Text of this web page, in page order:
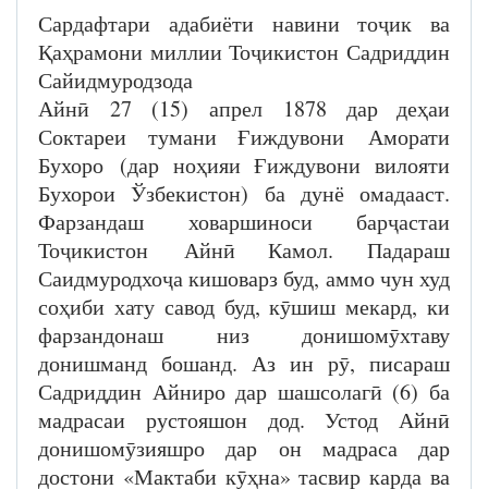
Сардафтари адабиёти навини тоҷик ва
Қаҳрамони миллии Тоҷикистон Садриддин
Сайидмуродзода
Айнӣ 27 (15) апрел 1878 дар деҳаи
Соктареи тумани Ғиждувони Аморати
Бухоро (дар ноҳияи Ғиждувони вилояти
Бухорои Ўзбекистон) ба дунё омадааст.
Фарзандаш ховаршиноси барҷастаи
Тоҷикистон Айнӣ Камол. Падараш
Саидмуродхоҷа кишоварз буд, аммо чун худ
соҳиби хату савод буд, кӯшиш мекард, ки
фарзандонаш низ донишомӯхтаву
донишманд бошанд. Аз ин рӯ, писараш
Садриддин Айниро дар шашсолагӣ (6) ба
мадрасаи рустояшон дод. Устод Айнӣ
донишомӯзияшро дар он мадраса дар
достони «Мактаби кӯҳна» тасвир карда ва